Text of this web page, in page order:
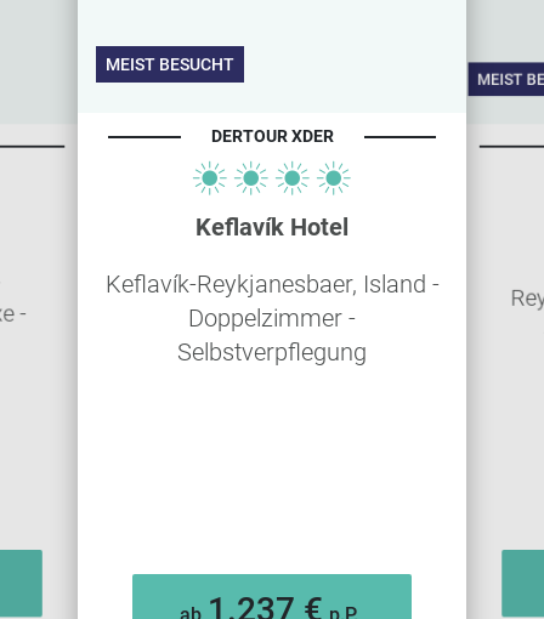
-
MEIST BESUCHT
DERTOUR XDER
Keflavík Hotel
Keflavík-Reykjanesbaer, Island -
Doppelzimmer -
Selbstverpflegung
1.237 €
MEIST